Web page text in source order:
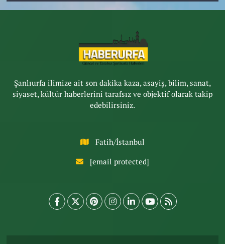
Şanlıurfa ilimize ait son dakika kaza, asayiş, bilim, sanat,
siyaset, kültür haberlerini tarafsız ve objektif olarak takip
edebilirsiniz.
Fatih/İstanbul
[email protected]